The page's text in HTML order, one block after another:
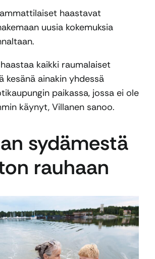
haastavat
uusia kokemuksia
kaikki raumalaiset
kesänä ainakin yhdessä
paikassa, jossa ei ole
käynyt, Villanen sanoo.
sydämestä
rauhaan